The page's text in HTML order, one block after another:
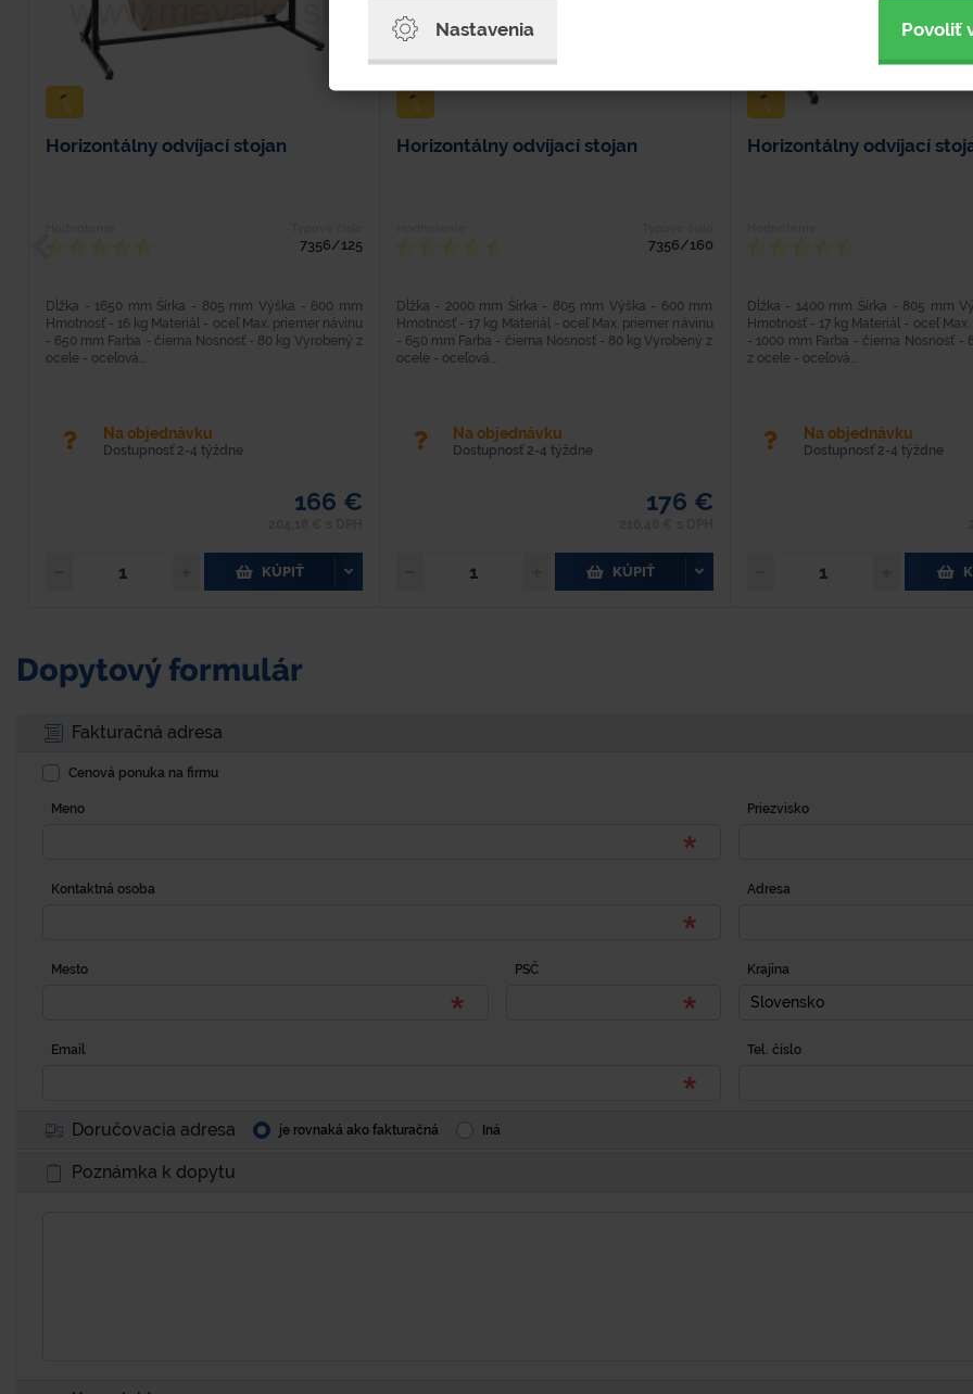
Horizontálny odvíjací stojan
7356/125
Dĺžka - 1650 mm Šírka - 805 mm Výška - 600 mm
Hmotnosť - 16 kg Materiál - oceľ Max. priemer návinu
- 650 mm Farba - čierna Nosnosť - 80 kg Vyrobený z
ocele - oceľová...
Na objednávku
Dostupnosť 2-4 týždne
166 €
KÚPIŤ
Horizontálny odvíjací stojan
7356/160
Dĺžka - 2000 mm Šírka - 805 mm Výška - 600 mm
Hmotnosť - 17 kg Materiál - oceľ Max. priemer návinu
- 650 mm Farba - čierna Nosnosť - 80 kg Vyrobený z
ocele - oceľová...
Na objednávku
Dostupnosť 2-4 týždne
176 €
KÚPIŤ
Horizontálny odvíjací
Dĺžka - 1400 mm Šírka - 805 mm
Hmotnosť - 17 kg Materiál - oceľ
- 1000 mm Farba - čierna Nosnosť -
z ocele - oceľová...
Na objednávku
Dostupnosť 2-4 týždne
Dopytový formulár
Fakturačná adresa
Cenová ponuka na firmu
Meno Priezvisko
Kontaktná osoba Adresa
Mesto PSČ Krajina
Slovensko
Email Tel. číslo
Doručovacia adresa je rovnaká ako fakturačná Iná
Poznámka k dopytu
Nastavenia Povoliť